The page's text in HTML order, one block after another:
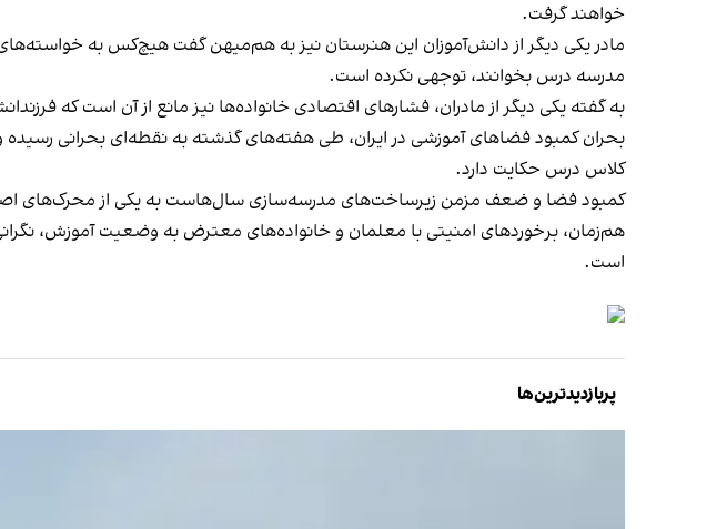
خواهند گرفت.
مادر یکی دیگر از دانش‌آموزان این هنرستان نیز به هم‌میهن گفت هیچ‌کس به
مدرسه درس بخوانند، توجهی نکرده است.
به گفته یکی دیگر از مادران، فشارهای اقتصادی خانواده‌ها نیز مانع از آن است که
کلاس درس حکایت دارد.
کمبود فضا و ضعف مزمن زیرساخت‌های مدرسه‌سازی سال‌هاست به یکی از محرک‌های
هم‌زمان، برخوردهای امنیتی با معلمان و خانواده‌های معترض به وضعیت آموزش،
است.
پربازدیدترین‌ها